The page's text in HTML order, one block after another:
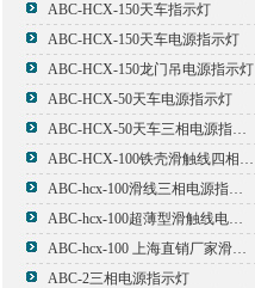
ABC-HCX-150天车指示灯
ABC-HCX-150天车电源指示灯
ABC-HCX-150龙门吊电源指示灯
ABC-HCX-50天车电源指示灯
ABC-HCX-50天车三相电源指示灯
ABC-HCX-100铁壳滑触线四相电源指示灯
ABC-hcx-100滑线三相电源指示灯
ABC-hcx-100超薄型滑触线电源指示灯
ABC-hcx-100 上海直销厂家滑触线指示灯
ABC-2三相电源指示灯